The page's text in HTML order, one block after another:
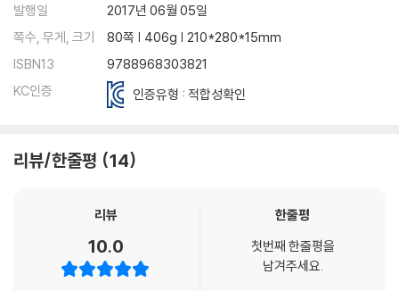
발행일
2017년 06월 05일
쪽수, 무게, 크기
80쪽 | 406g | 210*280*15mm
ISBN13
9788968303821
KC인증
인증유형 : 적합성확인
리뷰/한줄평 14
리뷰
10.0
한줄평
첫번째 한줄평을
남겨주세요.